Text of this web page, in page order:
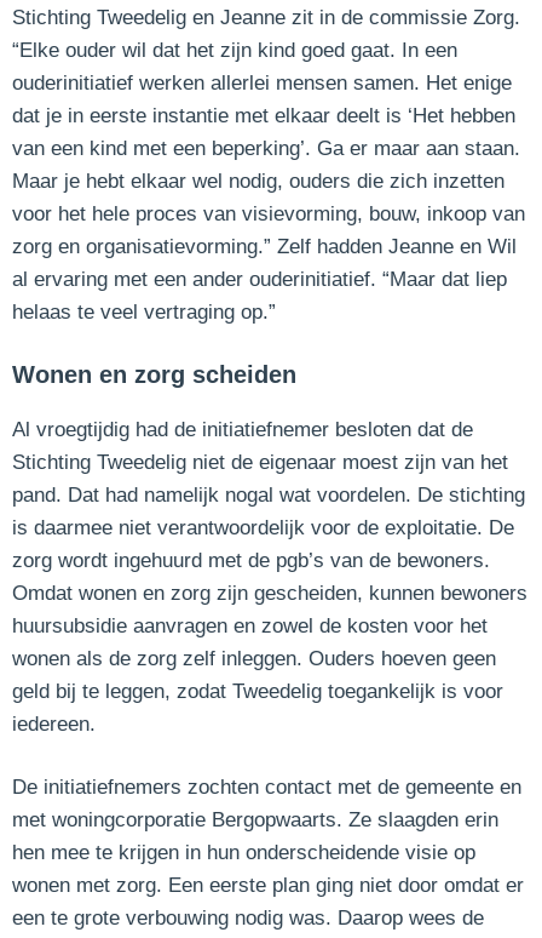
Stichting Tweedelig en Jeanne zit in de commissie Zorg.
“Elke ouder wil dat het zijn kind goed gaat. In een
ouderinitiatief werken allerlei mensen samen. Het enige
dat je in eerste instantie met elkaar deelt is ‘Het hebben
van een kind met een beperking’. Ga er maar aan staan.
Maar je hebt elkaar wel nodig, ouders die zich inzetten
voor het hele proces van visievorming, bouw, inkoop van
zorg en organisatievorming.” Zelf hadden Jeanne en Wil
al ervaring met een ander ouderinitiatief. “Maar dat liep
helaas te veel vertraging op.”
Wonen en zorg scheiden
Al vroegtijdig had de initiatiefnemer besloten dat de
Stichting Tweedelig niet de eigenaar moest zijn van het
pand. Dat had namelijk nogal wat voordelen. De stichting
is daarmee niet verantwoordelijk voor de exploitatie. De
zorg wordt ingehuurd met de pgb’s van de bewoners.
Omdat wonen en zorg zijn gescheiden, kunnen bewoners
huursubsidie aanvragen en zowel de kosten voor het
wonen als de zorg zelf inleggen. Ouders hoeven geen
geld bij te leggen, zodat Tweedelig toegankelijk is voor
iedereen.
De initiatiefnemers zochten contact met de gemeente en
met woningcorporatie Bergopwaarts. Ze slaagden erin
hen mee te krijgen in hun onderscheidende visie op
wonen met zorg. Een eerste plan ging niet door omdat er
een te grote verbouwing nodig was. Daarop wees de